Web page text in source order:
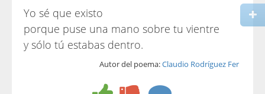
Yo sé que existo
porque puse una mano sobre tu vientre
y sólo tú estabas dentro.
Autor del poema:Claudio Rodríguez Fer